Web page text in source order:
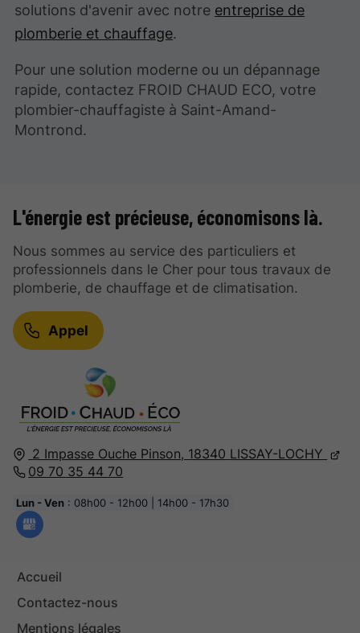
solutions d'avenir avec notre entreprise de
plomberie et chauffage.
Pour une solution moderne ou un dépannage
rapide, contactez FROID CHAUD ECO, votre
plombier-chauffagiste à Saint-Amand-
Montrond.
2 Impasse Ouche Pinson, 18340 LISSAY-LOCHY
09 70 35 44 70
Lun - Ven : 08h00 - 12h00 | 14h00 - 17h30
Accueil
Contactez-nous
Mentions légales
L'énergie est précieuse, économisons là.
Nous sommes au service des particuliers et
professionnels dans le Cher pour tous travaux de
plomberie, de chauffage et de climatisation.
Appel